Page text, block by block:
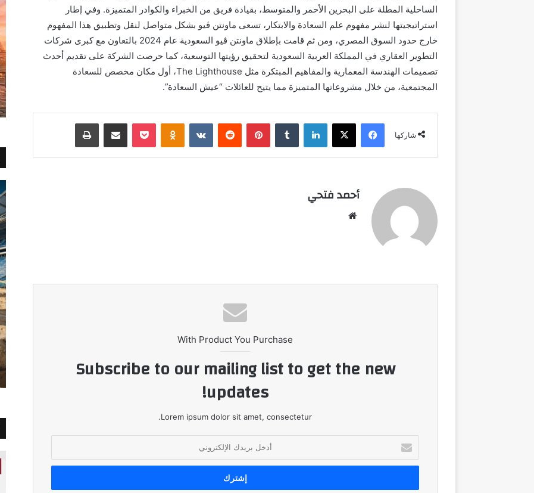
الساحلية المطلة على البحرين الأحمر والمتوسط، بقيادة فريق من الخبراء والكوادر المتميزة. وفي إطار
استراتيجيتها لنشر مفهوم علم السعادة والابتكار، تسعى ماونتن ڤيو بشكل متواصل لنقل وتطبيق هذا المفهوم
خارج حدود السوق المصري، ومن ثم قامت بإطلاق ماونتن ڤيو السعودية عام 2024 بالتعاون مع كبرى شركات
التطوير العقاري في المملكة العربية السعودية لتحقيق رؤيتها التوسعية، كما حرصت الشركة على تقديم أحدث
تصميمات الهندسة المعمارية والمفاهيم المبتكرة مثل The Lighthouse، أول مكان مخصص للسعادة
المجتمعية، من خلال مشروعاتها المتميزة مما يتيح للعائلات “عيش السعادة”.
شاركها
فيسبوك ‫X لينكدإن بينتيريست Odnoklassniki
‫Pocket مشاركة عبر البريد طباعة
أحمد فتحي
With Product You Purchase
Subscribe to our mailing list to get the new
updates!
Lorem ipsum dolor sit amet, consectetur.
بريدك
الإلكتروني